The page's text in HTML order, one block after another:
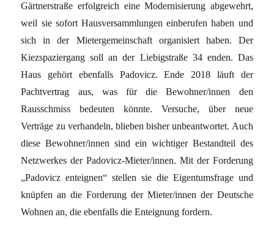
Gärtnerstraße erfolgreich eine Modernisierung abgewehrt,
weil sie sofort Hausversammlungen einberufen haben und
sich in der Mietergemeinschaft organisiert haben. Der
Kiezspaziergang soll an der Liebigstraße 34 enden. Das
Haus gehört ebenfalls Padovicz. Ende 2018 läuft der
Pachtvertrag aus, was für die Bewohner/innen den
Rausschmiss bedeuten könnte. Versuche, über neue
Verträge zu verhandeln, blieben bisher unbeantwortet. Auch
diese Bewohner/innen sind ein wichtiger Bestandteil des
Netzwerkes der Padovicz-Mieter/innen. Mit der Forderung
„Padovicz enteignen“ stellen sie die Eigentumsfrage und
knüpfen an die Forderung der Mieter/innen der Deutsche
Wohnen an, die ebenfalls die Enteignung fordern.